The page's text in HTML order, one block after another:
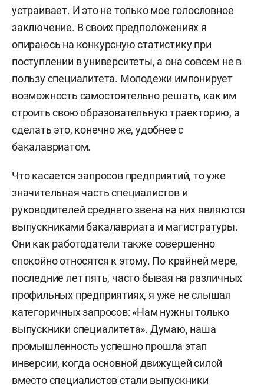
устраивает. И это не только мое голословное
заключение. В своих предположениях я
опираюсь на конкурсную статистику при
поступлении в университеты, а она совсем не в
пользу специалитета. Молодежи импонирует
возможность самостоятельно решать, как им
строить свою образовательную траекторию, а
сделать это, конечно же, удобнее с
бакалавриатом.
Что касается запросов предприятий, то уже
значительная часть специалистов и
руководителей среднего звена на них являются
выпускниками бакалавриата и магистратуры.
Они как работодатели также совершенно
спокойно относятся к этому. По крайней мере,
последние лет пять, часто бывая на различных
профильных предприятиях, я уже не слышал
категоричных запросов: «Нам нужны только
выпускники специалитета». Думаю, наша
промышленность успешно прошла этап
инверсии, когда основной движущей силой
вместо специалистов стали выпускники